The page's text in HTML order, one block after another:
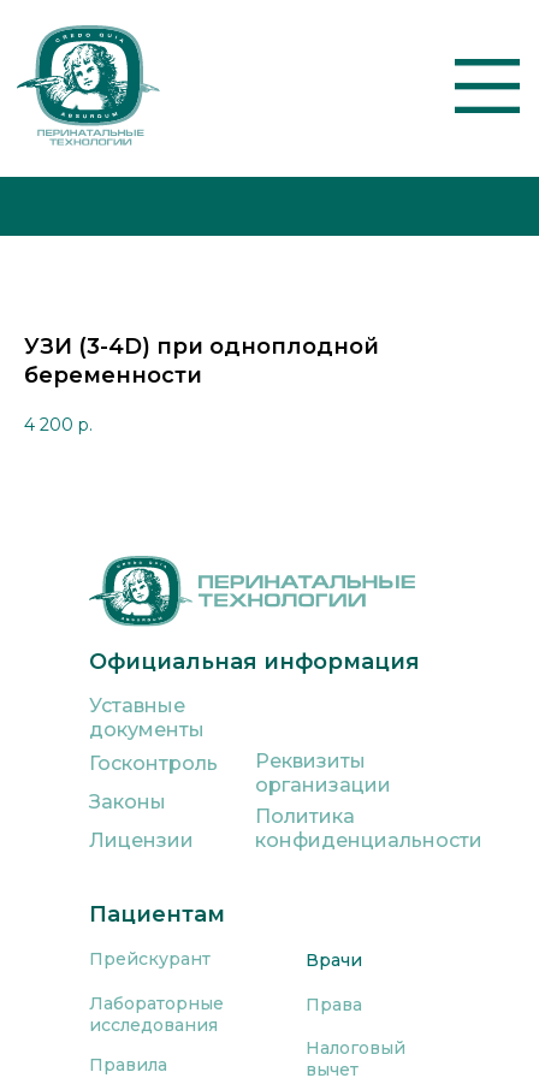
АКЦИИ УСЛУГИ И ЦЕНЫ
УЗИ (3-4D) при одноплодной
беременности
4 200 р.
Официальная информация
Уставные
документы
Прейскурант Врачи
Госконтроль
Лабораторные
исследования
Права
Реквизиты
организации
Законы
Правила
Налоговый
вычет
Политика
конфиденциальности
Лицензии
Пациентам